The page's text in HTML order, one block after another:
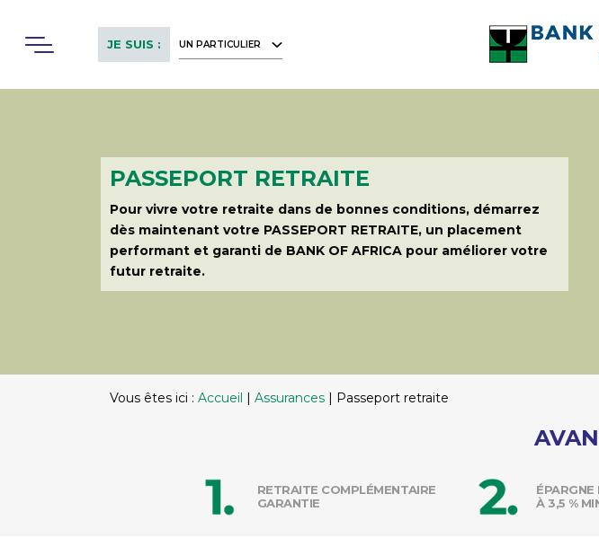
mainMenu JE SUIS : UN PARTICULIER
PASSEPORT RETRAITE
Pour vivre votre retraite dans de bonnes conditions, démarrez
dès maintenant votre PASSEPORT RETRAITE, un placement
performant et garanti de BANK OF AFRICA pour améliorer votre
futur retraite.
Vous êtes ici : Accueil |Assurances | Passeport retraite
RETRAITE COMPLÉMENTAIRE
GARANTIE
ÉPARGNE
À 3,5 %